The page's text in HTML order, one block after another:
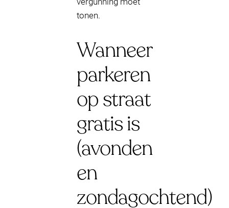
tonen.
Wanneer
parkeren
op straat
gratis is
(avonden
en
zondagochtend)